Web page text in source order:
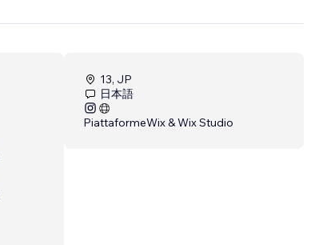
13, JP
日本語
PiattaformeWix & Wix Studio